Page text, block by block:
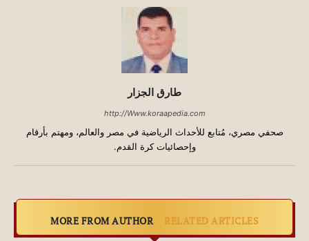
طارق الجزار
http://Www.koraapedia.com
صحفي مصري، مُتابع للأحداث الرياضية في مصر والعالم، ومهتم بأرقام
وإحصائيات كرة القدم.
RELATED ARTICLES
MORE FROM AUTHOR